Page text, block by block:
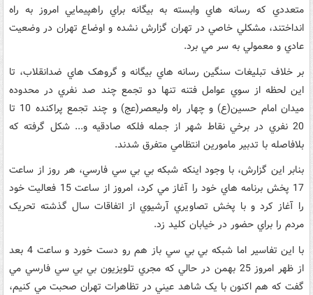
متعددي که رسانه هاي وابسته به بيگانه براي راهپيمايي امروز به راه
انداختند، مشکلي خاصي در تهران گزارش نشده و اوضاع تهران در وضعيت
عادي و معمولي به سر مي برد.
بر خلاف تبليغات سنگين رسانه هاي بيگانه و گروهک هاي ضدانقلاب، تا
اين لحظه از سوي عوامل فتنه تنها دو تجمع چند صد نفري در محدوده
ميدان امام حسين(ع) و چهار راه وليعصر(عج) و چند تجمع پراکنده 10 تا
20 نفري در برخي نقاط شهر از جمله فلکه صادقيه و... شکل گرفته که
بلافاصله با تدبير مامورين انتظامي متفرق شدند.
بنابر اين گزارش، با وجود اينکه شبکه بي بي سي فارسي، هر روز از ساعت
17 پخش برنامه هاي خود را آغاز مي کرد، امروز از ساعت 15 فعاليت خود
را آغاز کرد و با پخش تصاويري آرشيوي از اتفاقات سال گذشته تحريک
مردم را براي حضور در خيابان کليد زد.
با اين تفاسير اما شبکه بي بي سي باز هم رو دست خورد و ساعت 4 بعد
از ظهر امروز 25 بهمن در حالي که مجري تلويزيون بي بي سي فارسي مي
گفت که هم اکنون با يک شاهد عيني در تظاهرات تهران صحبت مي کنيم،